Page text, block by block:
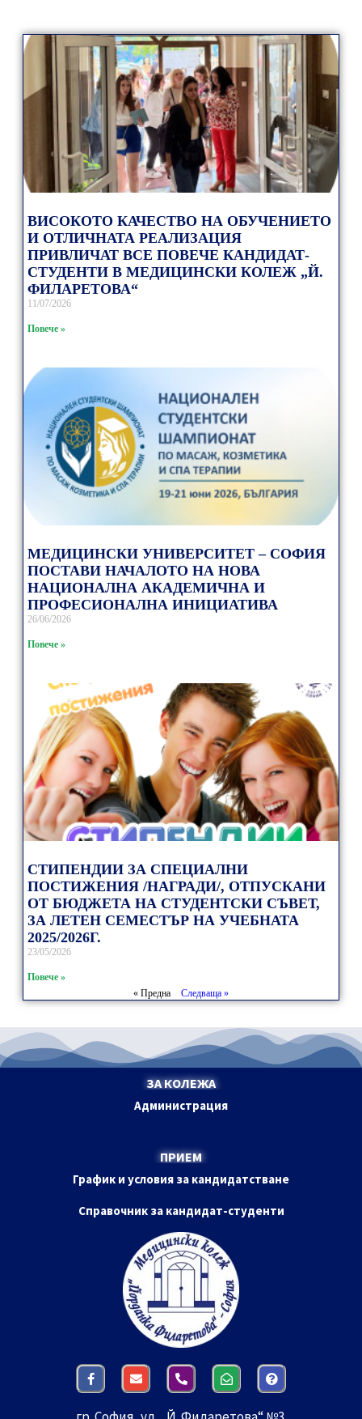
ВИСОКОТО КАЧЕСТВО НА ОБУЧЕНИЕТО
И ОТЛИЧНАТА РЕАЛИЗАЦИЯ
ПРИВЛИЧАТ ВСЕ ПОВЕЧЕ КАНДИДАТ-
СТУДЕНТИ В МЕДИЦИНСКИ КОЛЕЖ „Й.
ФИЛАРЕТОВА“
11/07/2026
Повече »
МЕДИЦИНСКИ УНИВЕРСИТЕТ – СОФИЯ
ПОСТАВИ НАЧАЛОТО НА НОВА
НАЦИОНАЛНА АКАДЕМИЧНА И
ПРОФЕСИОНАЛНА ИНИЦИАТИВА
26/06/2026
Повече »
СТИПЕНДИИ ЗА СПЕЦИАЛНИ
ПОСТИЖЕНИЯ /НАГРАДИ/, ОТПУСКАНИ
ОТ БЮДЖЕТА НА СТУДЕНТСКИ СЪВЕТ,
ЗА ЛЕТЕН СЕМЕСТЪР НА УЧЕБНАТА
2025/2026Г.
23/05/2026
Повече »
« Предна
Следваща »
ЗА КОЛЕЖА
Администрация
ПРИЕМ
График и условия за кандидатстване
Справочник за кандидат-студенти